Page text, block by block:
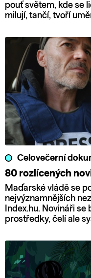
pouť světem, kde se
milují, tančí, tvoří
Celovečerní
80 rozlícených
Maďarské vládě se
nejvýznamnějších
Index.hu. Novináři
prostředky, čelí ale